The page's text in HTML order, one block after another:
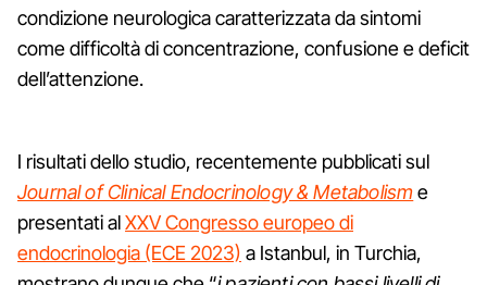
condizione neurologica caratterizzata da sintomi
come difficoltà di concentrazione, confusione e deficit
dell’attenzione.
I risultati dello studio, recentemente pubblicati sul
Journal of Clinical Endocrinology & Metabolisme
presentati alXXV Congresso europeo di
endocrinologia (ECE 2023) a Istanbul, in Turchia,